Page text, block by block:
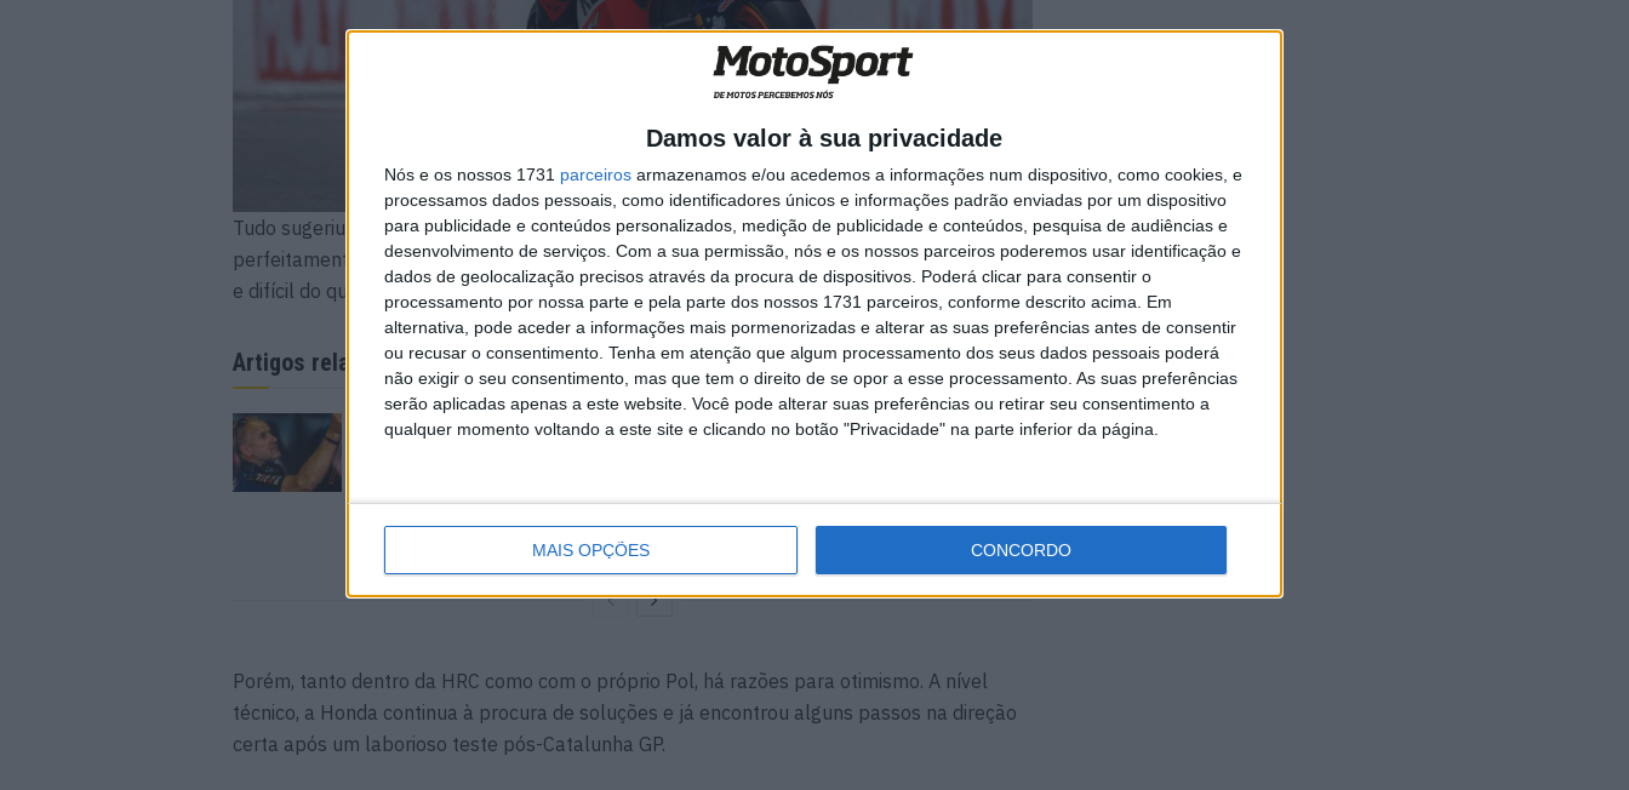
Damos valor à sua privacidade
Nós e os nossos 1731 parceiros armazenamos e/ou acedemos a informações num dispositivo, como cookies, e
processamos dados pessoais, como identificadores únicos e informações padrão enviadas por um dispositivo
para publicidade e conteúdos personalizados, medição de publicidade e conteúdos, pesquisa de audiências e
desenvolvimento de serviços. Com a sua permissão, nós e os nossos parceiros poderemos usar identificação e
dados de geolocalização precisos através da procura de dispositivos. Poderá clicar para consentir o
processamento por nossa parte e pela parte dos nossos 1731 parceiros, conforme descrito acima. Em
alternativa, pode aceder a informações mais pormenorizadas e alterar as suas preferências antes de consentir
ou recusar o consentimento. Tenha em atenção que algum processamento dos seus dados pessoais poderá
não exigir o seu consentimento, mas que tem o direito de se opor a esse processamento. As suas preferências
serão aplicadas apenas a este website. Você pode alterar suas preferências ou retirar seu consentimento a
qualquer momento voltando a este site e clicando no botão "Privacidade" na parte inferior da página.
MAIS OPÇÕES CONCORDO
Tudo sugeriu que o seu estilo agressivo e pendurado na frente de pilotar casaria
perfeitamente com os requisitos da RC213V. No entanto, a adaptação tem sido mais lenta
e difícil do que o esperado.
Artigos relacionados
MotoGP: Figura histórica do
MotoGP: David Alonso
Porém, tanto dentro da HRC como com o próprio Pol, há razões para otimismo. A nível
técnico, a Honda continua à procura de soluções e já encontrou alguns passos na direção
certa após um laborioso teste pós-Catalunha GP.